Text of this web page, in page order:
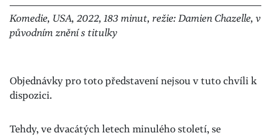
Komedie, USA, 2022, 183 minut, režie: Damien Chazelle, v
původním znění s titulky
Objednávky pro toto představení nejsou v tuto chvíli k
dispozici.
Tehdy, ve dvacátých letech minulého století, se